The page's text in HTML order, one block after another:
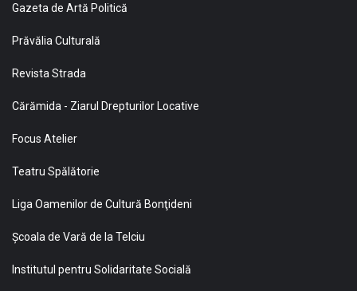
Gazeta de Artă Politică
Prăvălia Culturală
Revista Strada
Cărămida - Ziarul Drepturilor Locative
Focus Atelier
Teatru Spălătorie
Liga Oamenilor de Cultură Bonţideni
Şcoala de Vară de la Telciu
Institutul pentru Solidaritate Socială